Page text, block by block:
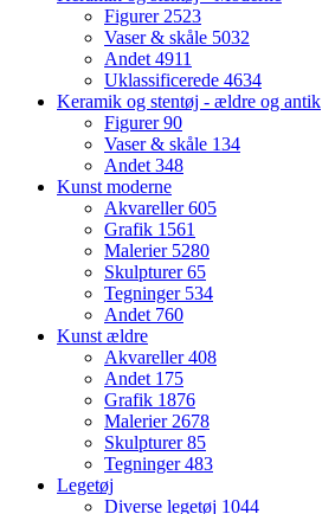
Figurer2523
Vaser & skåle 5032
Andet4911
Uklassificerede 4634
Keramik og stentøj - ældre og antik
Figurer90
Vaser & skåle 134
Andet348
Kunst moderne
Akvareller605
Grafik 1561
Malerier 5280
Skulpturer65
Tegninger 534
Andet 760
Kunst ældre
Akvareller408
Andet 175
Grafik 1876
Malerier2678
Skulpturer85
Tegninger483
Legetøj
Diverse legetøj 1044